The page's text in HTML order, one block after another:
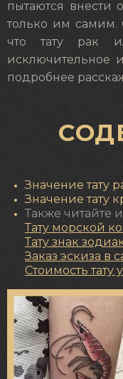
пытаются внести
только им самим.
что тату рак
исключительное
подробнее
Значение тату
Значение тату
Также читайте
Тату морской
Тату знак
Заказ эскиза в
Стоимость тату